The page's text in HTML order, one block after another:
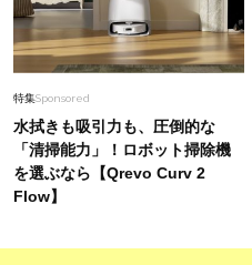
特集Sponsored
水拭きも吸引力も、圧倒的な
「清掃能力」！ロボット掃除機
を選ぶなら【Qrevo Curv 2
Flow】